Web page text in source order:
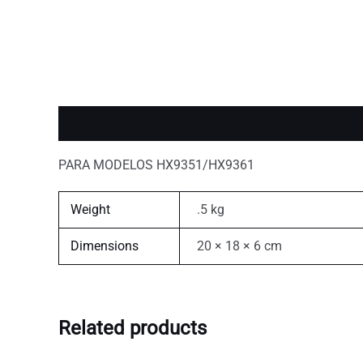
PARA MODELOS HX9351/HX9361
Weight .5 kg
Dimensions 20 × 18 × 6 cm
Related products